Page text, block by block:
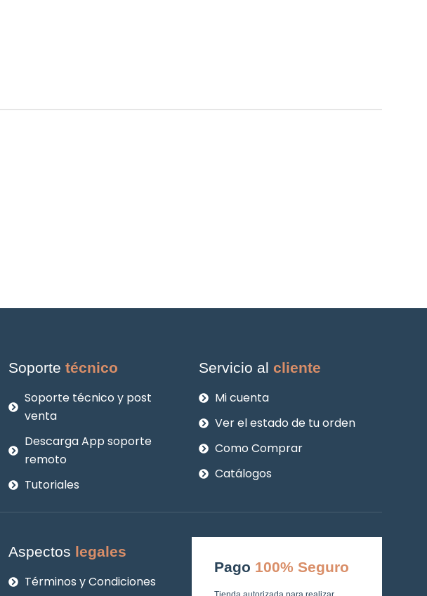
Soportetécnico
Soporte técnico y post
venta
Descarga App soporte
remoto
Tutoriales
Servicio alcliente
Mi cuenta
Ver el estado de tu orden
Como Comprar
Catálogos
Aspectos legales
Términos y Condiciones
Pago 100% Seguro